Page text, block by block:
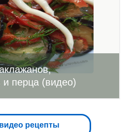
перца (видео)
рецепты